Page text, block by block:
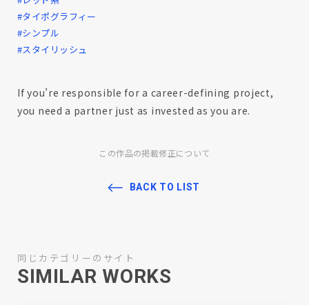
#タイポグラフィー
#シンプル
#スタイリッシュ
If you’re responsible for a career-defining project,
you need a partner just as invested as you are.
この作品の掲載修正について
BACK TO LIST
同じカテゴリーのサイト
SIMILAR WORKS